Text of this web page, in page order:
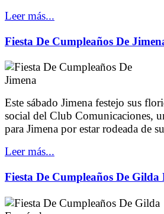
Leer más...
Fiesta De Cumpleaños De
Este sábado Jimena festejo sus
social del Club Comunicaciones,
para Jimena por estar rodeada de
Leer más...
Fiesta De Cumpleaños De Gilda